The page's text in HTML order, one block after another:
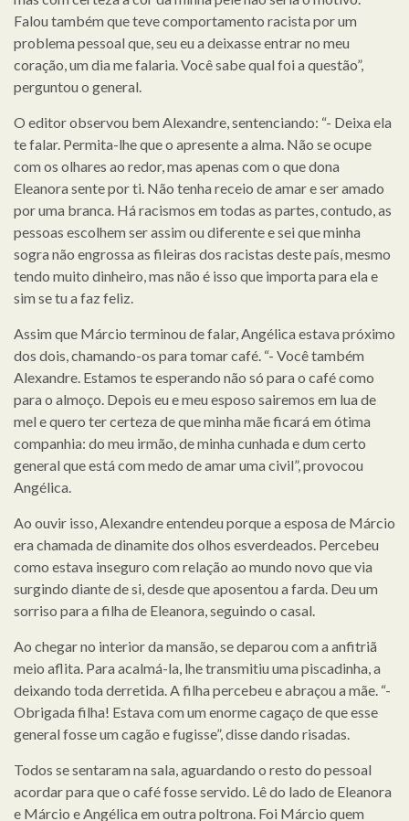
Falou também que teve comportamento racista por um
problema pessoal que, seu eu a deixasse entrar no meu
coração, um dia me falaria. Você sabe qual foi a questão”,
perguntou o general.
O editor observou bem Alexandre, sentenciando: “- Deixa ela
te falar. Permita-lhe que o apresente a alma. Não se ocupe
com os olhares ao redor, mas apenas com o que dona
Eleanora sente por ti. Não tenha receio de amar e ser amado
por uma branca. Há racismos em todas as partes, contudo, as
pessoas escolhem ser assim ou diferente e sei que minha
sogra não engrossa as fileiras dos racistas deste país, mesmo
tendo muito dinheiro, mas não é isso que importa para ela e
sim se tu a faz feliz.
Assim que Márcio terminou de falar, Angélica estava próximo
dos dois, chamando-os para tomar café. “- Você também
Alexandre. Estamos te esperando não só para o café como
para o almoço. Depois eu e meu esposo sairemos em lua de
mel e quero ter certeza de que minha mãe ficará em ótima
companhia: do meu irmão, de minha cunhada e dum certo
general que está com medo de amar uma civil”, provocou
Angélica.
Ao ouvir isso, Alexandre entendeu porque a esposa de Márcio
era chamada de dinamite dos olhos esverdeados. Percebeu
como estava inseguro com relação ao mundo novo que via
surgindo diante de si, desde que aposentou a farda. Deu um
sorriso para a filha de Eleanora, seguindo o casal.
Ao chegar no interior da mansão, se deparou com a anfitriã
meio aflita. Para acalmá-la, lhe transmitiu uma piscadinha, a
deixando toda derretida. A filha percebeu e abraçou a mãe. “-
Obrigada filha! Estava com um enorme cagaço de que esse
general fosse um cagão e fugisse”, disse dando risadas.
Todos se sentaram na sala, aguardando o resto do pessoal
acordar para que o café fosse servido. Lê do lado de Eleanora
e Márcio e Angélica em outra poltrona. Foi Márcio quem